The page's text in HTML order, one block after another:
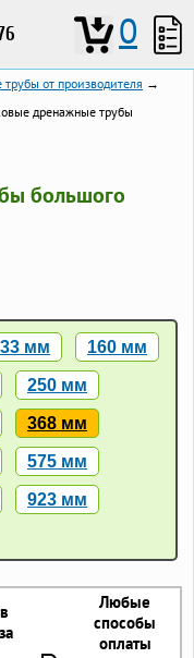
0
от производителя →
дренажные трубы
большого
мм 160 мм
250 мм
368 мм
575 мм
923 мм
Любые
способы
оплаты